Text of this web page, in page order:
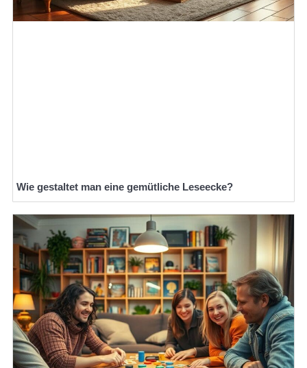
Wie gestaltet man eine gemütliche Leseecke?